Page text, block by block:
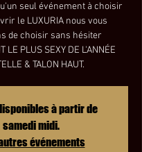
seul événement à choisir
le LUXURIA nous vous
de choisir sans hésiter
LE PLUS SEXY DE L'ANNÉE
à partir de
samedi midi.
événements